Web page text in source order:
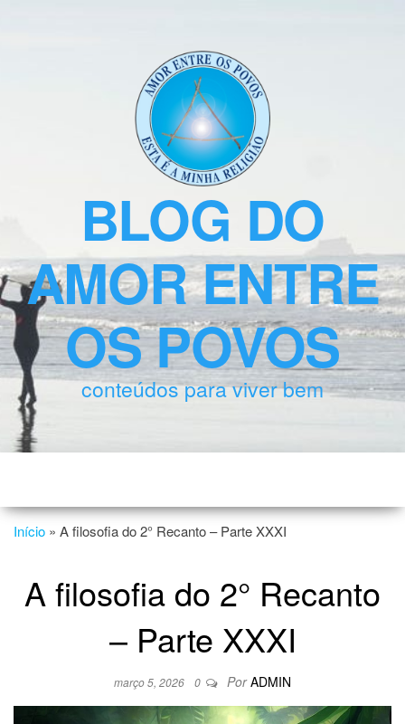
BLOG DO
AMOR ENTRE
OS POVOS
conteúdos para viver bem
Início » A filosofia do 2° Recanto – Parte XXXI
A filosofia do 2° Recanto
– Parte XXXI
março 5, 2026 0 Por ADMIN